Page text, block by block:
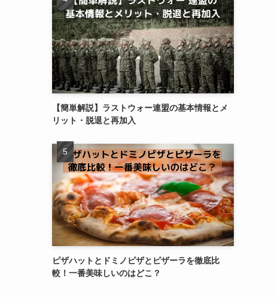
【簡単解説】ラストウォー連盟の基本情報とメ
リット・脱退と再加入
ピザハットとドミノピザとピザーラを徹底比
較！一番美味しいのはどこ？